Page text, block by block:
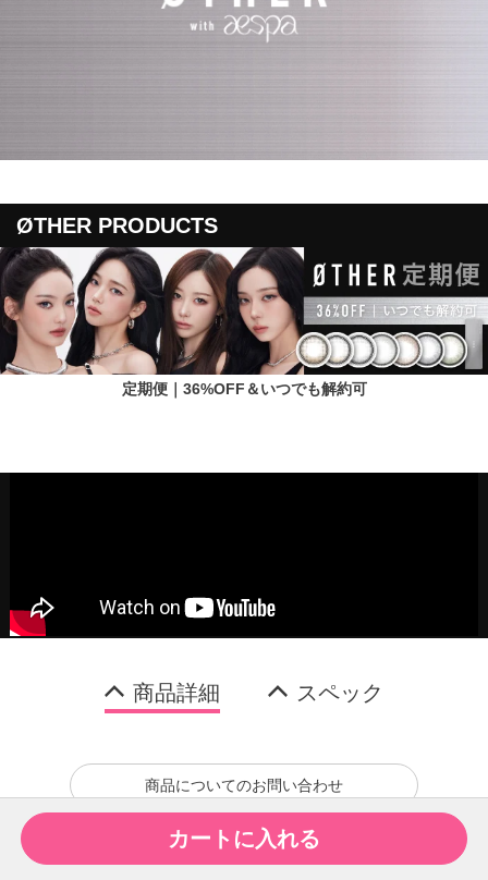
ØTHER PRODUCTS
定期便｜36%OFF＆いつでも解約可
商品詳細 スペック
商品についてのお問い合わせ
カートに入れる